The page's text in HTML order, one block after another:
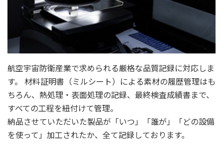
航空宇宙防衛産業で求められる厳格な品質記録に対応しま
す。 材料証明書（ミルシート）による素材の履歴管理はも
ちろん、熱処理・表面処理の記録、最終検査成績書まで、
すべての工程を紐付けて管理。
納品させていただいた製品が「いつ」「誰が」「どの設備
を使って」加工されたか、全て記録しております。